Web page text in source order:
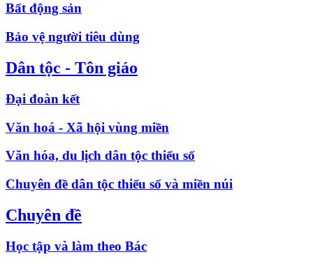
Bất động sản
Bảo vệ người tiêu dùng
Dân tộc - Tôn giáo
Đại đoàn kết
Văn hoá - Xã hội vùng miền
Văn hóa, du lịch dân tộc thiểu số
Chuyên đề dân tộc thiểu số và miền núi
Chuyên đề
Học tập và làm theo Bác